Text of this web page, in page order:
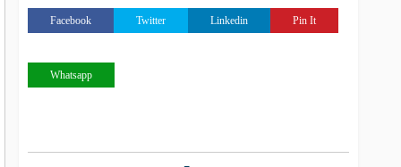
Facebook Twitter Linkedin Pin It
Whatsapp